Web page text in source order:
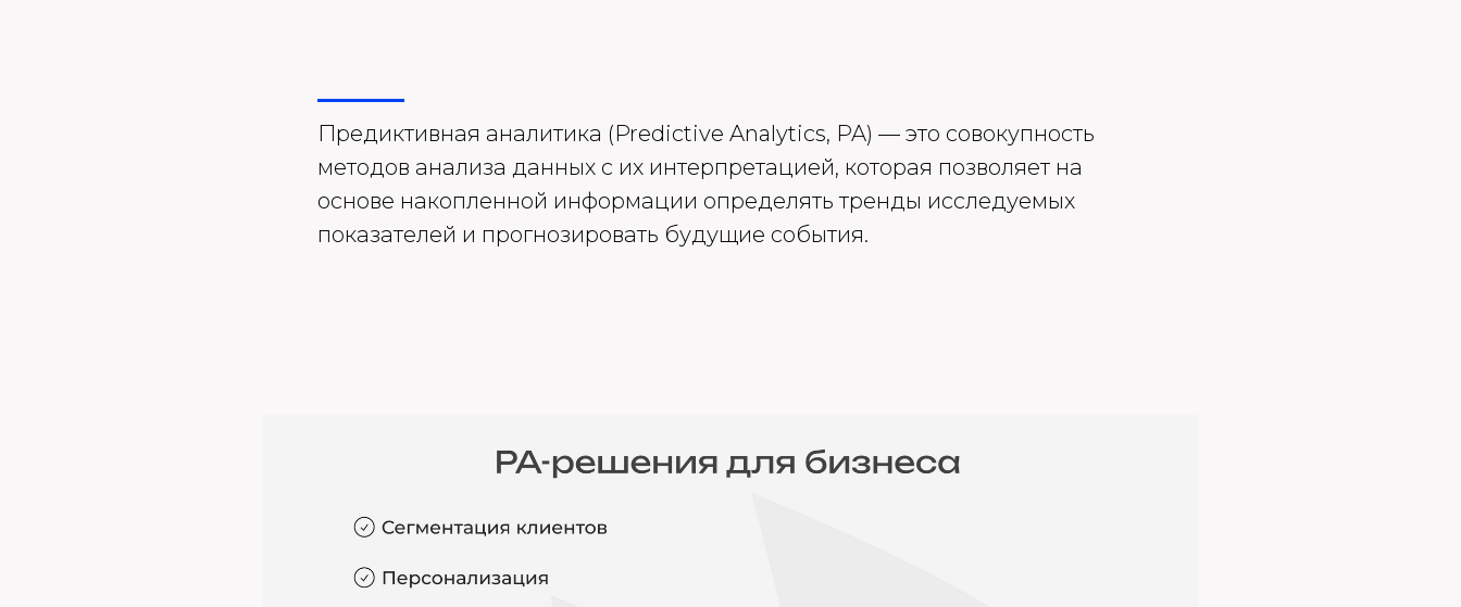
Предиктивная аналитика (Predictive Analytics, PA) — это совокупность
методов анализа данных с их интерпретацией, которая позволяет на
основе накопленной информации определять тренды исследуемых
показателей и прогнозировать будущие события.